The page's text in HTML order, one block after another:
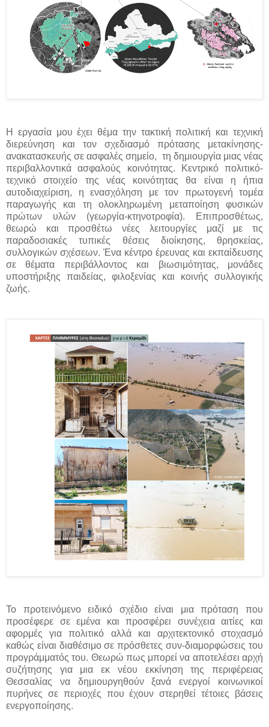
Η εργασία μου έχει θέμα την τακτική πολιτική και τεχνική
διερεύνηση και τον σχεδιασμό πρότασης μετακίνησης-
ανακατασκευής σε ασφαλές σημείο, τη δημιουργία μιας νέας
περιβαλλοντικά ασφαλούς κοινότητας. Κεντρικό πολιτικό-
τεχνικό στοιχείο της νέας κοινότητας θα είναι η ήπια
αυτοδιαχείριση, η ενασχόληση με τον πρωτογενή τομέα
παραγωγής και τη ολοκληρωμένη μεταποίηση φυσικών
πρώτων υλών (γεωργία-κτηνοτροφία). Επιπροσθέτως,
θεωρώ και προσθέτω νέες λειτουργίες μαζί με τις
παραδοσιακές τυπικές θέσεις διοίκησης, θρησκείας,
συλλογικών σχέσεων. Ένα κέντρο έρευνας και εκπαίδευσης
σε θέματα περιβάλλοντος και βιωσιμότητας, μονάδες
υποστήριξης παιδείας, φιλοξενίας και κοινής συλλογικής
ζωής.
Το προτεινόμενο ειδικό σχέδιο είναι μια πρόταση που
προσέφερε σε εμένα και προσφέρει συνέχεια αιτίες και
αφορμές για πολιτικό αλλά και αρχιτεκτονικό στοχασμό
καθώς είναι διαθέσιμο σε πρόσθετες συν-διαμορφώσεις του
προγράμματός του. Θεωρώ πως μπορεί να αποτελέσει αρχή
συζήτησης για μια εκ νέου εκκίνηση της περιφέρειας
Θεσσαλίας να δημιουργηθούν ξανά ενεργοί κοινωνικοί
πυρήνες σε περιοχές που έχουν στερηθεί τέτοιες βάσεις
ενεργοποίησης.